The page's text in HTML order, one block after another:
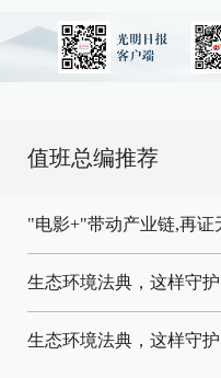
值班总编推荐
"电影+"带动产业链,再证
生态环境法典，这样守
生态环境法典，这样守